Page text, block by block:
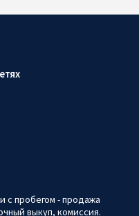
с пробегом - продажа
выкуп, комиссия.